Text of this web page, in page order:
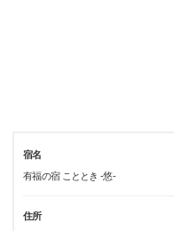
宿名
有福の宿 こととき -悠-
住所